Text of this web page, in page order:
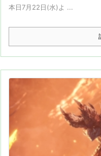
本日7月22日(水)よ ...